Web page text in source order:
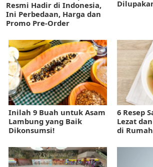
Resmi Hadir di Indonesia,
Ini Perbedaan, Harga dan
Promo Pre-Order
Inilah 9 Buah untuk Asam
Lambung yang Baik
Dikonsumsi!
6 Resep
Lezat
di